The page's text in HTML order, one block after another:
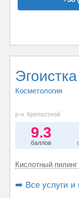
Эгоистка
Косметология
р-н. Крепостной
9.3
баллов
Кислотный
➡️ Все услуги и